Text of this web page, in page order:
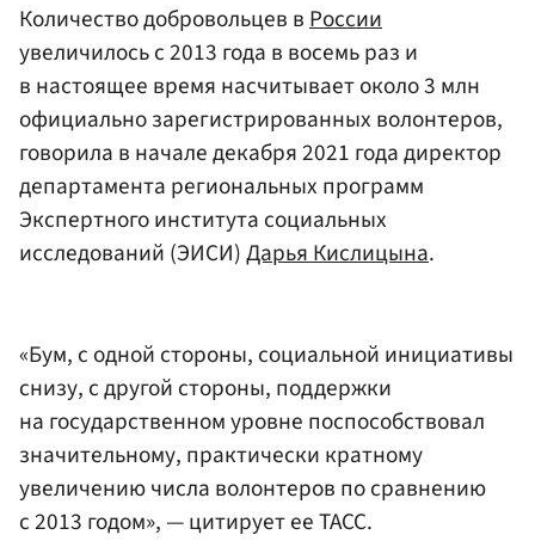
Количество добровольцев вРоссии
увеличилось с 2013 года в восемь раз и
в настоящее время насчитывает около 3 млн
официально зарегистрированных волонтеров,
говорила в начале декабря 2021 года директор
департамента региональных программ
Экспертного института социальных
исследований (ЭИСИ)Дарья Кислицына.
«Бум, с одной стороны, социальной инициативы
снизу, с другой стороны, поддержки
на государственном уровне поспособствовал
значительному, практически кратному
увеличению числа волонтеров по сравнению
с 2013 годом», — цитирует ее ТАСС.